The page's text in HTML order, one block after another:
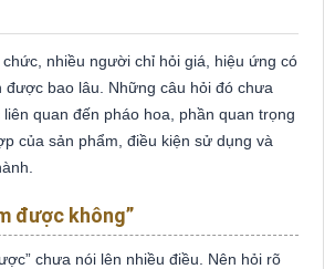
nhiều người chỉ hỏi giá, hiệu ứng có
được bao lâu. Những câu hỏi đó chưa
quan đến pháo hoa, phần quan trọng
của sản phẩm, điều kiện sử dụng và
được không”
chưa nói lên nhiều điều. Nên hỏi rõ